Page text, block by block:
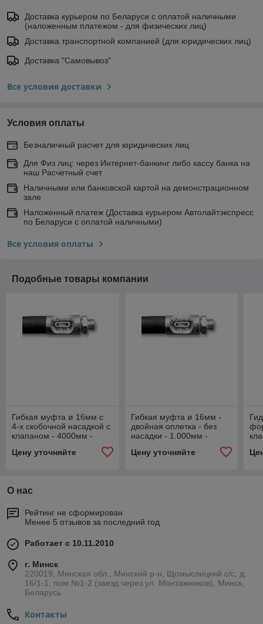
Доставка курьером по Беларуси с оплатой наличными
(наложенным платежом - для физических лиц)
Доставка транспортной компанией (для юридических лиц)
Доставка "Самовывоз"
Все условия доставки
Условия оплаты
Безналичный расчет для юридических лиц
Для Физ лиц: через Интернет-банкинг либо кассу банка на
наш Расчетный счет
Наличными или банковской картой на демонстрационном
зале
Наложенный платеж (Доставка курьером Автолайтэкспресс
по Беларуси с оплатой наличными)
Все условия оплаты
Подобные товары компании
Гибкая муфта ø 16мм с
4-х скобочной насадкой с
клапаном - 4000мм -
Цену уточняйте
Гибкая муфта ø 16мм -
двойная оплетка - без
насадки - 1.000мм -
Цену уточняйте
О нас
Рейтинг не сформирован
Менее 5 отзывов за последний год
Работает с 10.11.2010
г. Минск
220019, Минская обл., Минский р-н, Щомыслицкий с/с, д.
16/1-1, пом.№1-2 (заезд через ул. Монтажников), Минск,
Беларусь
Контакты